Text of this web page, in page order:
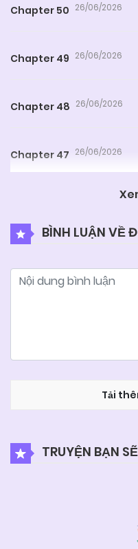
Chapter 50 26/06/2026
Chapter 49 26/06/2026
Chapter 48 26/06/2026
Chapter 47 26/06/2026
26/06/2026
26/06/2026
Chapter 41
BÌNH LUẬN VỀ
Tải
TRUYỆN BẠN